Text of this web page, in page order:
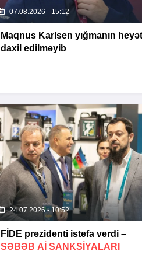
07.08.2026 - 15:12
Maqnus Karlsen yığmanın
daxil edilməyib
24.07.2026 - 10:52
FİDE prezidenti istefa verdi –
SƏBƏB Aİ SANKSIYALARI